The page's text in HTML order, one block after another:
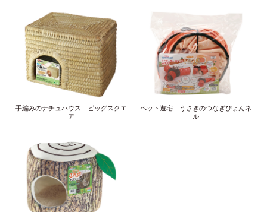
手編みのナチュハウス ビッグスクエ
ア
ペット遊宅 うさぎのつなぎぴょんネ
ル